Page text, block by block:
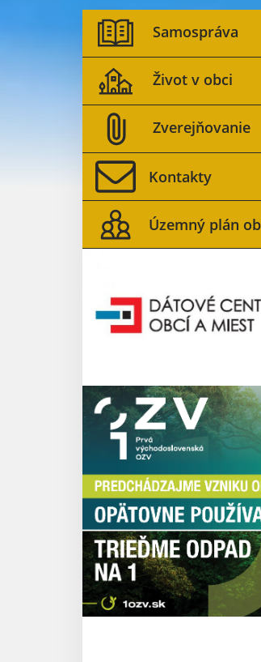
Samospráva
Život v obci
Zverejňovanie
Kontakty
Územný plán